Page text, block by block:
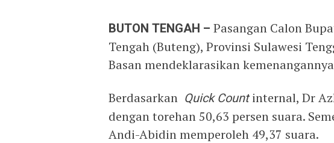
BUTON TENGAH – Pasangan Calon
Tengah (Buteng), Provinsi Sulawesi
Basan mendeklarasikan
Berdasarkan Quick Countinternal, Dr
dengan torehan 50,63 persen suara.
Andi-Abidin memperoleh 49,37 suara.